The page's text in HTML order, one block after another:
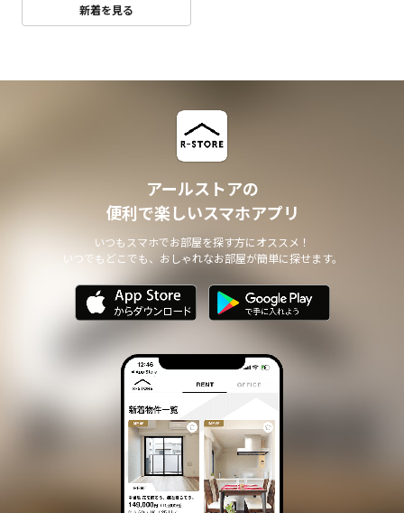
新着を見る
アールストアの
便利で楽しいスマホアプリ
いつもスマホでお部屋を探す方にオススメ！
いつでもどこでも、おしゃれなお部屋が簡単に探せます。